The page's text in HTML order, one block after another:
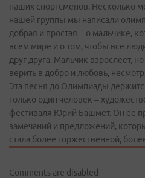
наших спортсменов. Несколько
нашей группы мы написали
добрая и простая – о мальчике,
всем мире и о том, чтобы все
друг друга. Мальчик взрослеет,
верить в добро и любовь,
Эта песня до Олимпиады
только один человек –
фестиваля Юрий Башмет. Он ее
замечаний и предложений,
стала более торжественной,
Comments are disabled